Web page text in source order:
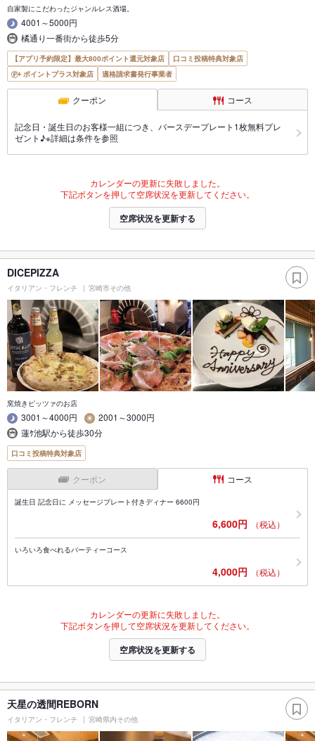
自家製にこだわったジャンルレス酒場。
4001～5000円
橘通り一番街から徒歩5分
【アプリ予約限定】最大800ポイント還元対象店
口コミ投稿特典対象店
ポイントプラス対象店
適格請求書発行事業者
クーポン コース
記念日・誕生日のお客様一組につき、バースデープレート1枚無料プレ
ゼント♪※詳細は条件を参照
カレンダーの更新に失敗しました。
下記ボタンを押して空席状況を更新してください。
空席状況を更新する
DICEPIZZA
イタリアン・フレンチ 宮崎市その他
窯焼きピッツァのお店
3001～4000円
2001～3000円
蓮ｹ池駅から徒歩30分
口コミ投稿特典対象店
クーポン コース
誕生日 記念日に メッセージプレート付きディナー 6600円
6,600円 （税込）
いろいろ食べれるパーティーコース
4,000円 （税込）
カレンダーの更新に失敗しました。
下記ボタンを押して空席状況を更新してください。
空席状況を更新する
天星の透間REBORN
イタリアン・フレンチ 宮崎県内その他